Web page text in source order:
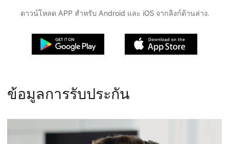
ดาวน์โหลด APP สำหรับ Android และ iOS จากลิงก์ด้านล่าง.
ข้อมูลการรับประกัน